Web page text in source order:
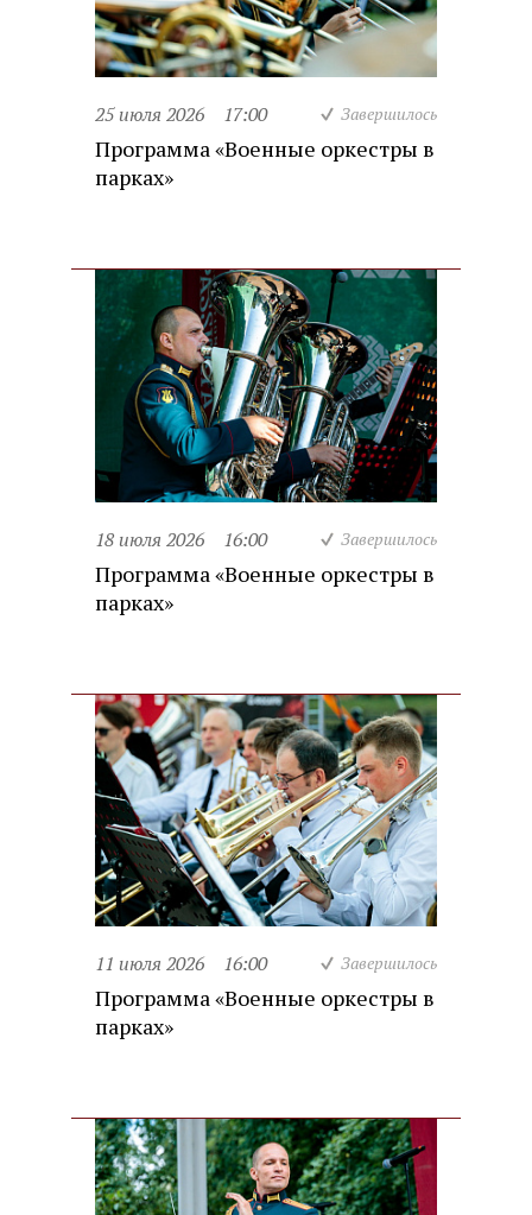
25 июля 2026 17:00 Завершилось
Программа «Военные оркестры в
парках»
18 июля 2026 16:00 Завершилось
Программа «Военные оркестры в
парках»
11 июля 2026 16:00 Завершилось
Программа «Военные оркестры в
парках»